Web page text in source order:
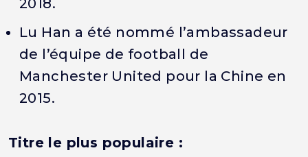
2018.
Lu Han a été nommé l’ambassadeur
de l’équipe de football de
Manchester United pour la Chine en
2015.
Titre le plus populaire :